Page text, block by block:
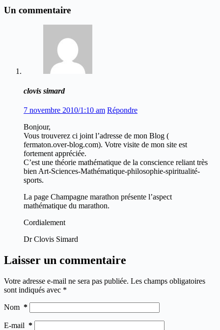
Un commentaire
clovis simard
7 novembre 2010/1:10 am Répondre
Bonjour,
Vous trouverez ci joint l’adresse de mon Blog (
fermaton.over-blog.com). Votre visite de mon site est
fortement appréciée.
C’est une théorie mathématique de la conscience reliant très
bien Art-Sciences-Mathématique-philosophie-spiritualité-
sports.
La page Champagne marathon présente l’aspect
mathématique du marathon.
Cordialement
Dr Clovis Simard
Laisser un commentaire
Votre adresse e-mail ne sera pas publiée. Les champs obligatoires
sont indiqués avec *
Nom *
E-mail *